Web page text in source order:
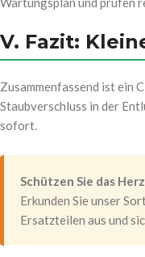
V. Fazit:
Zusammenfassend ist ein
Staubverschluss in der
sofort.
Schützen Sie das
Erkunden Sie unser
Ersatzteilen aus und